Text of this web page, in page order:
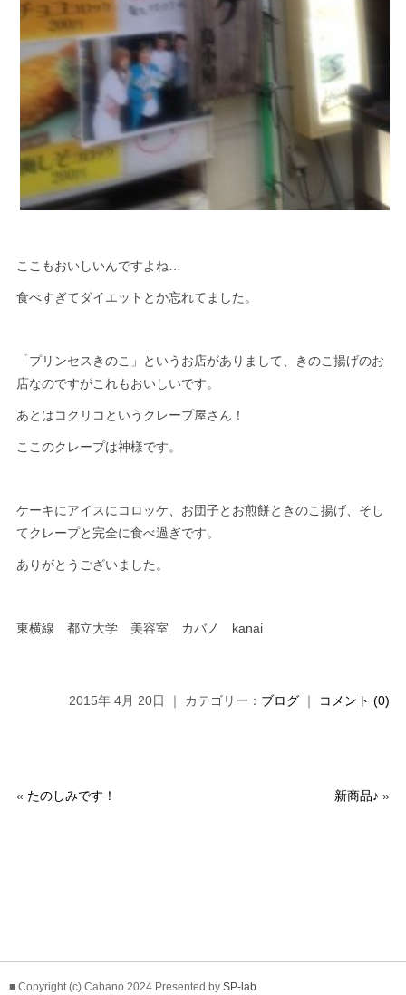
ここもおいしいんですよね…
食べすぎてダイエットとか忘れてました。
「プリンセスきのこ」というお店がありまして、きのこ揚げのお
店なのですがこれもおいしいです。
あとはコクリコというクレープ屋さん！
ここのクレープは神様です。
ケーキにアイスにコロッケ、お団子とお煎餅ときのこ揚げ、そし
てクレープと完全に食べ過ぎです。
ありがとうございました。
東横線 都立大学 美容室 カバノ kanai
2015年 4月 20日 ｜ カテゴリー： ブログ ｜ コメント (0)
« たのしみです！ 新商品♪ »
■ Copyright (c) Cabano 2024 Presented by SP-lab